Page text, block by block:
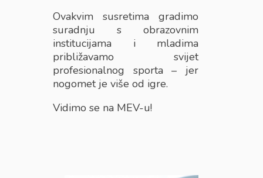
Ovakvim susretima gradimo
suradnju s obrazovnim
institucijama i mladima
približavamo svijet
profesionalnog sporta – jer
nogomet je više od igre.
Vidimo se na MEV-u!